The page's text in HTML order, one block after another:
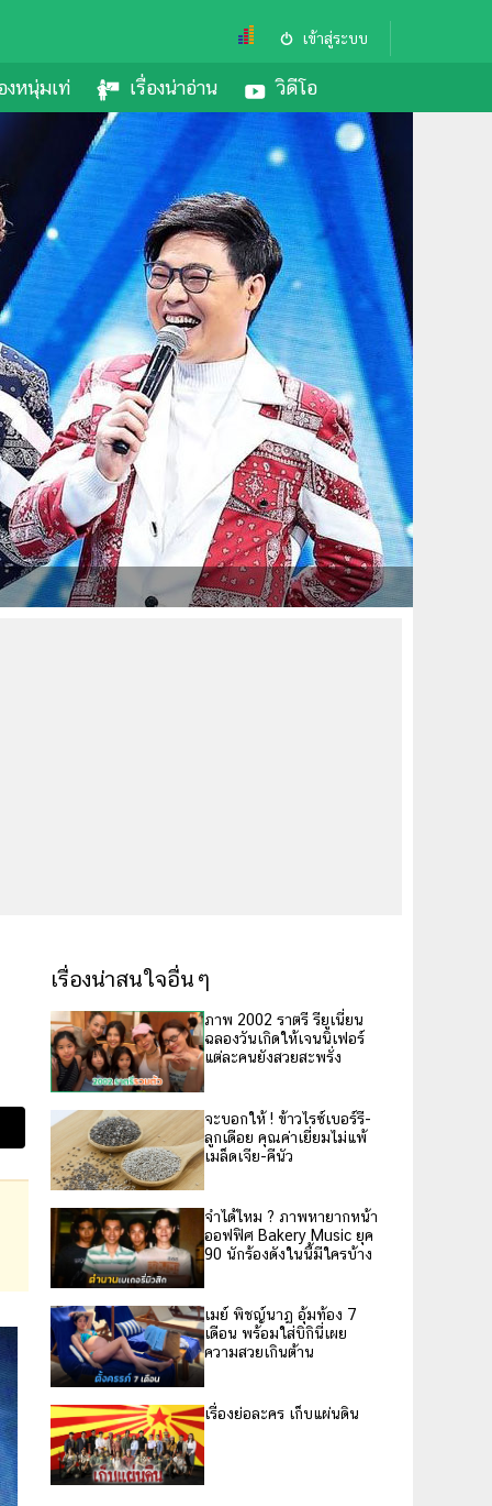
เข้าสู่ระบบ
งหนุ่มเท่ เรื่องน่าอ่าน วิดีโอ
เรื่องน่าสนใจอื่นๆ
ภาพ 2002 ราตรี รียูเนี่ยน
ฉลองวันเกิดให้เจนนิเฟอร์
แต่ละคนยังสวยสะพรั่ง
จะบอกให้ ! ข้าวไรซ์เบอร์รี-
ลูกเดือย คุณค่าเยี่ยมไม่แพ้
เมล็ดเจีย-คีนัว
จำได้ไหม ? ภาพหายากหน้า
ออฟฟิศ Bakery Music ยุค
90 นักร้องดังในนี้มีใครบ้าง
เมย์ พิชญ์นาฏ อุ้มท้อง 7
เดือน พร้อมใส่บิกินี่เผย
ความสวยเกินต้าน
เรื่องย่อละคร เก็บแผ่นดิน